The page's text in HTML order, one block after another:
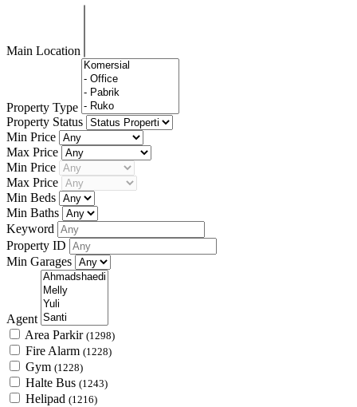
Main Location
Property Type
Property Status
Min Price
Max Price
Min Price
Max Price
Min Beds
Min Baths
Keyword
Property ID
Min Garages
Agent
Area Parkir (1298)
Fire Alarm (1228)
Gym (1228)
Halte Bus (1243)
Helipad (1216)